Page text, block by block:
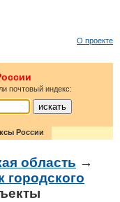
О проекте
почтовый индекс:
России
область →
городского